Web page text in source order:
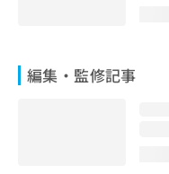
編集・監修記事